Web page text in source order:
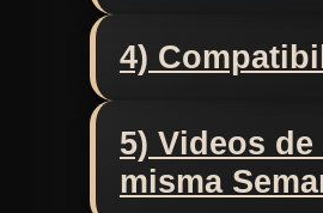
4)
5) Videos
misma